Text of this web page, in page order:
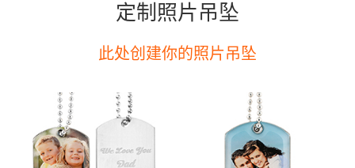
定制照片吊坠
此处创建你的照片吊坠